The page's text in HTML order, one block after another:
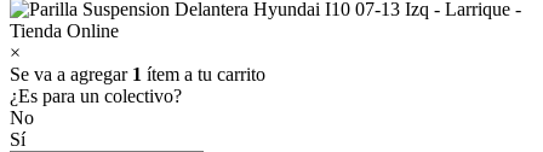
×
Se va a agregar 1 ítem a tu carrito
¿Es para un colectivo?
No
Sí